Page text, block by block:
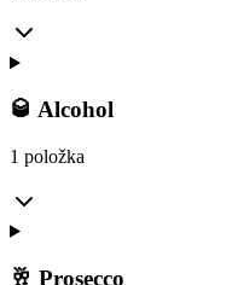
🥃 Alcohol
1 položka
🥂 Prosecco